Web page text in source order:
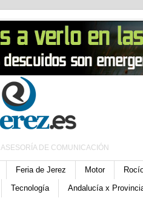
ASESORÍA DE COMUNICACIÓN
Feria de Jerez Motor
Tecnología Andalucía x